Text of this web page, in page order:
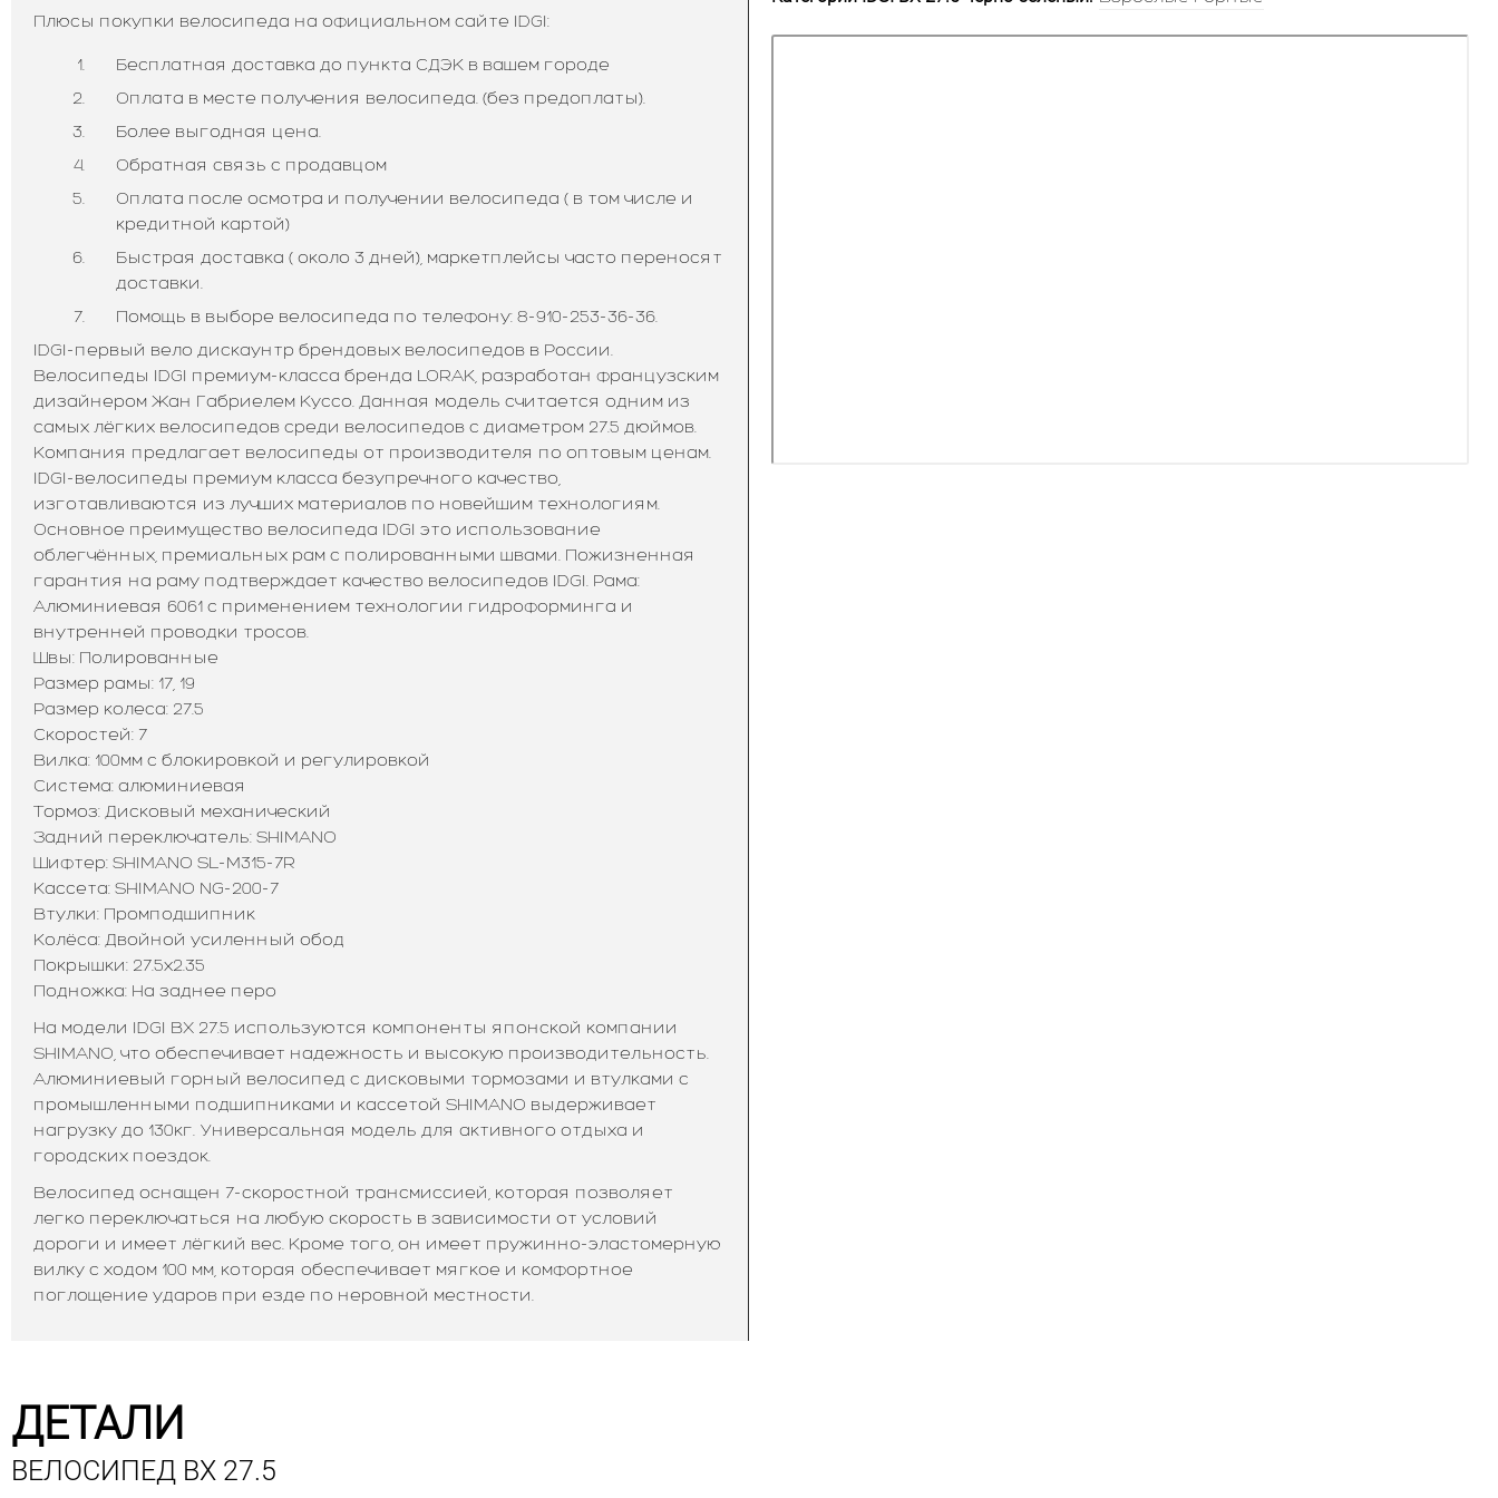
Плюсы покупки велосипеда на официальном сайте IDGI:
Бесплатная доставка до пункта СДЭК в вашем городе
Оплата в месте получения велосипеда. (без предоплаты).
Более выгодная цена.
Обратная связь с продавцом
Оплата после осмотра и получении велосипеда ( в том числе и
кредитной картой)
Быстрая доставка ( около 3 дней), маркетплейсы часто переносят
доставки.
Помощь в выборе велосипеда по телефону: 8-910-253-36-36.
IDGI-первый вело дискаунтр брендовых велосипедов в России.
Велосипеды IDGI премиум-класса бренда LORAK, разработан французским
дизайнером Жан Габриелем Куссо. Данная модель считается одним из
самых лёгких велосипедов среди велосипедов с диаметром 27.5 дюймов.
Компания предлагает велосипеды от производителя по оптовым ценам.
IDGI-велосипеды премиум класса безупречного качество,
изготавливаются из лучших материалов по новейшим технологиям.
Основное преимущество велосипеда IDGI это использование
облегчённых, премиальных рам с полированными швами. Пожизненная
гарантия на раму подтверждает качество велосипедов IDGI. Рама:
Алюминиевая 6061 с применением технологии гидроформинга и
внутренней проводки тросов.
Швы: Полированные
Размер рамы: 17, 19
Размер колеса: 27.5
Скоростей: 7
Вилка: 100мм с блокировкой и регулировкой
Система: алюминиевая
Тормоз: Дисковый механический
Задний переключатель: SHIMANO
Шифтер: SHIMANO SL-M315-7R
Кассета: SHIMANO NG-200-7
Втулки: Промподшипник
Колёса: Двойной усиленный обод
Покрышки: 27.5х2.35
Подножка: На заднее перо
На модели IDGI BX 27.5 используются компоненты японской компании
SHIMANO, что обеспечивает надежность и высокую производительность.
Алюминиевый горный велосипед с дисковыми тормозами и втулками с
промышленными подшипниками и кассетой SHIMANO выдерживает
нагрузку до 130кг. Универсальная модель для активного отдыха и
городских поездок.
Велосипед оснащен 7-скоростной трансмиссией, которая позволяет
легко переключаться на любую скорость в зависимости от условий
дороги и имеет лёгкий вес. Кроме того, он имеет пружинно-эластомерную
вилку с ходом 100 мм, которая обеспечивает мягкое и комфортное
поглощение ударов при езде по неровной местности.
ДЕТАЛИ
ВЕЛОСИПЕД BX 27.5